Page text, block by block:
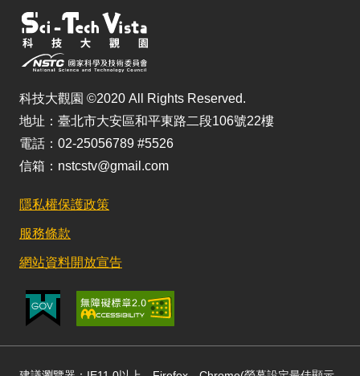
科技大觀園 ©2020 All Rights Reserved.
地址：臺北市大安區和平東路二段106號22樓
電話：02-25056789 #5526
信箱：nstcstv@gmail.com
隱私權保護政策
服務條款
網站資料開放宣告